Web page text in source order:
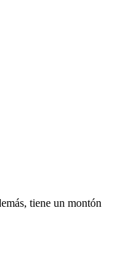
tiene un montón